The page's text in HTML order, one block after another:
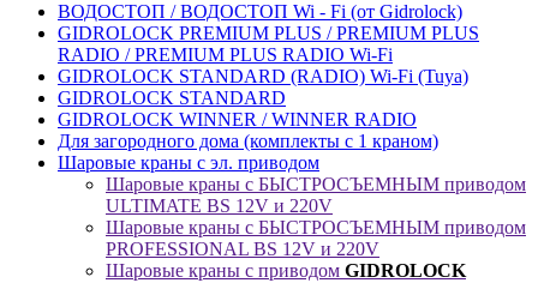
ВОДОСТОП / ВОДОСТОП Wi - Fi (от Gidrolock)
GIDROLOCK PREMIUM PLUS / PREMIUM PLUS
RADIO / PREMIUM PLUS RADIO Wi-Fi
GIDROLOCK STANDARD (RADIO) Wi-Fi (Tuya)
GIDROLOCK STANDARD
GIDROLOCK WINNER / WINNER RADIO
Для загородного дома (комплекты с 1 краном)
Шаровые краны с эл. приводом
Шаровые краны с БЫСТРОСЪЕМНЫМ приводом
ULTIMATE BS 12V и 220V
Шаровые краны с БЫСТРОСЪЕМНЫМ приводом
PROFESSIONAL BS 12V и 220V
Шаровые краны с приводом GIDROLOCK